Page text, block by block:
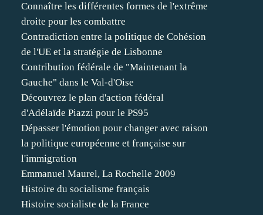
Connaître les différentes formes de l'extrême
droite pour les combattre
Contradiction entre la politique de Cohésion
de l'UE et la stratégie de Lisbonne
Contribution fédérale de "Maintenant la
Gauche" dans le Val-d'Oise
Découvrez le plan d'action fédéral
d'Adélaïde Piazzi pour le PS95
Dépasser l'émotion pour changer avec raison
la politique européenne et française sur
l'immigration
Emmanuel Maurel, La Rochelle 2009
Histoire du socialisme français
Histoire socialiste de la France